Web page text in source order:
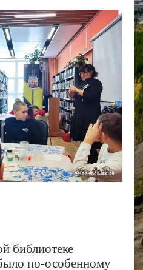
библиотеке
по-особенному